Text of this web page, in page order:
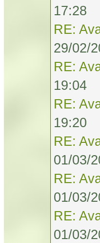
17:28
RE:
29/02/
RE:
19:04
RE:
19:20
RE:
01/03/
RE:
01/03/
RE:
01/03/